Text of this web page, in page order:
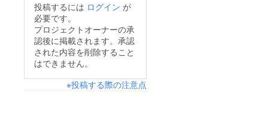
投稿するには ログイン が
必要です。
プロジェクトオーナーの承
認後に掲載されます。承認
された内容を削除すること
はできません。
※投稿する際の注意点